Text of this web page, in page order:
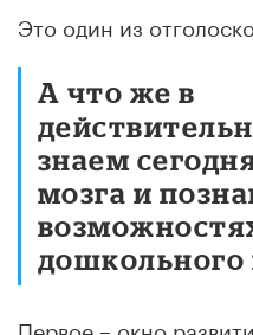
Это один из
А что же в
знаем
мозга и
дошкольного
Первое – окно